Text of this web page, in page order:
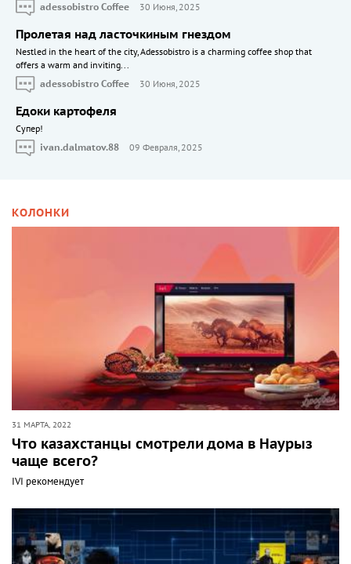
adessobistro Coffee
30 Июня, 2025
Пролетая над ласточкиным гнездом
Nestled in the heart of the city, Adessobistro is a charming coffee shop that
offers a warm and inviting...
adessobistro Coffee
30 Июня, 2025
Едоки картофеля
Cупер!
ivan.dalmatov.88
09 Февраля, 2025
КОЛОНКИ
31 МАРТА, 2022
Что казахстанцы смотрели дома в Наурыз
чаще всего?
IVI рекомендует